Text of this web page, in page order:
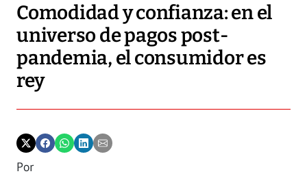
Comodidad y confianza: en el
universo de pagos post-
pandemia, el consumidor es
rey
Por